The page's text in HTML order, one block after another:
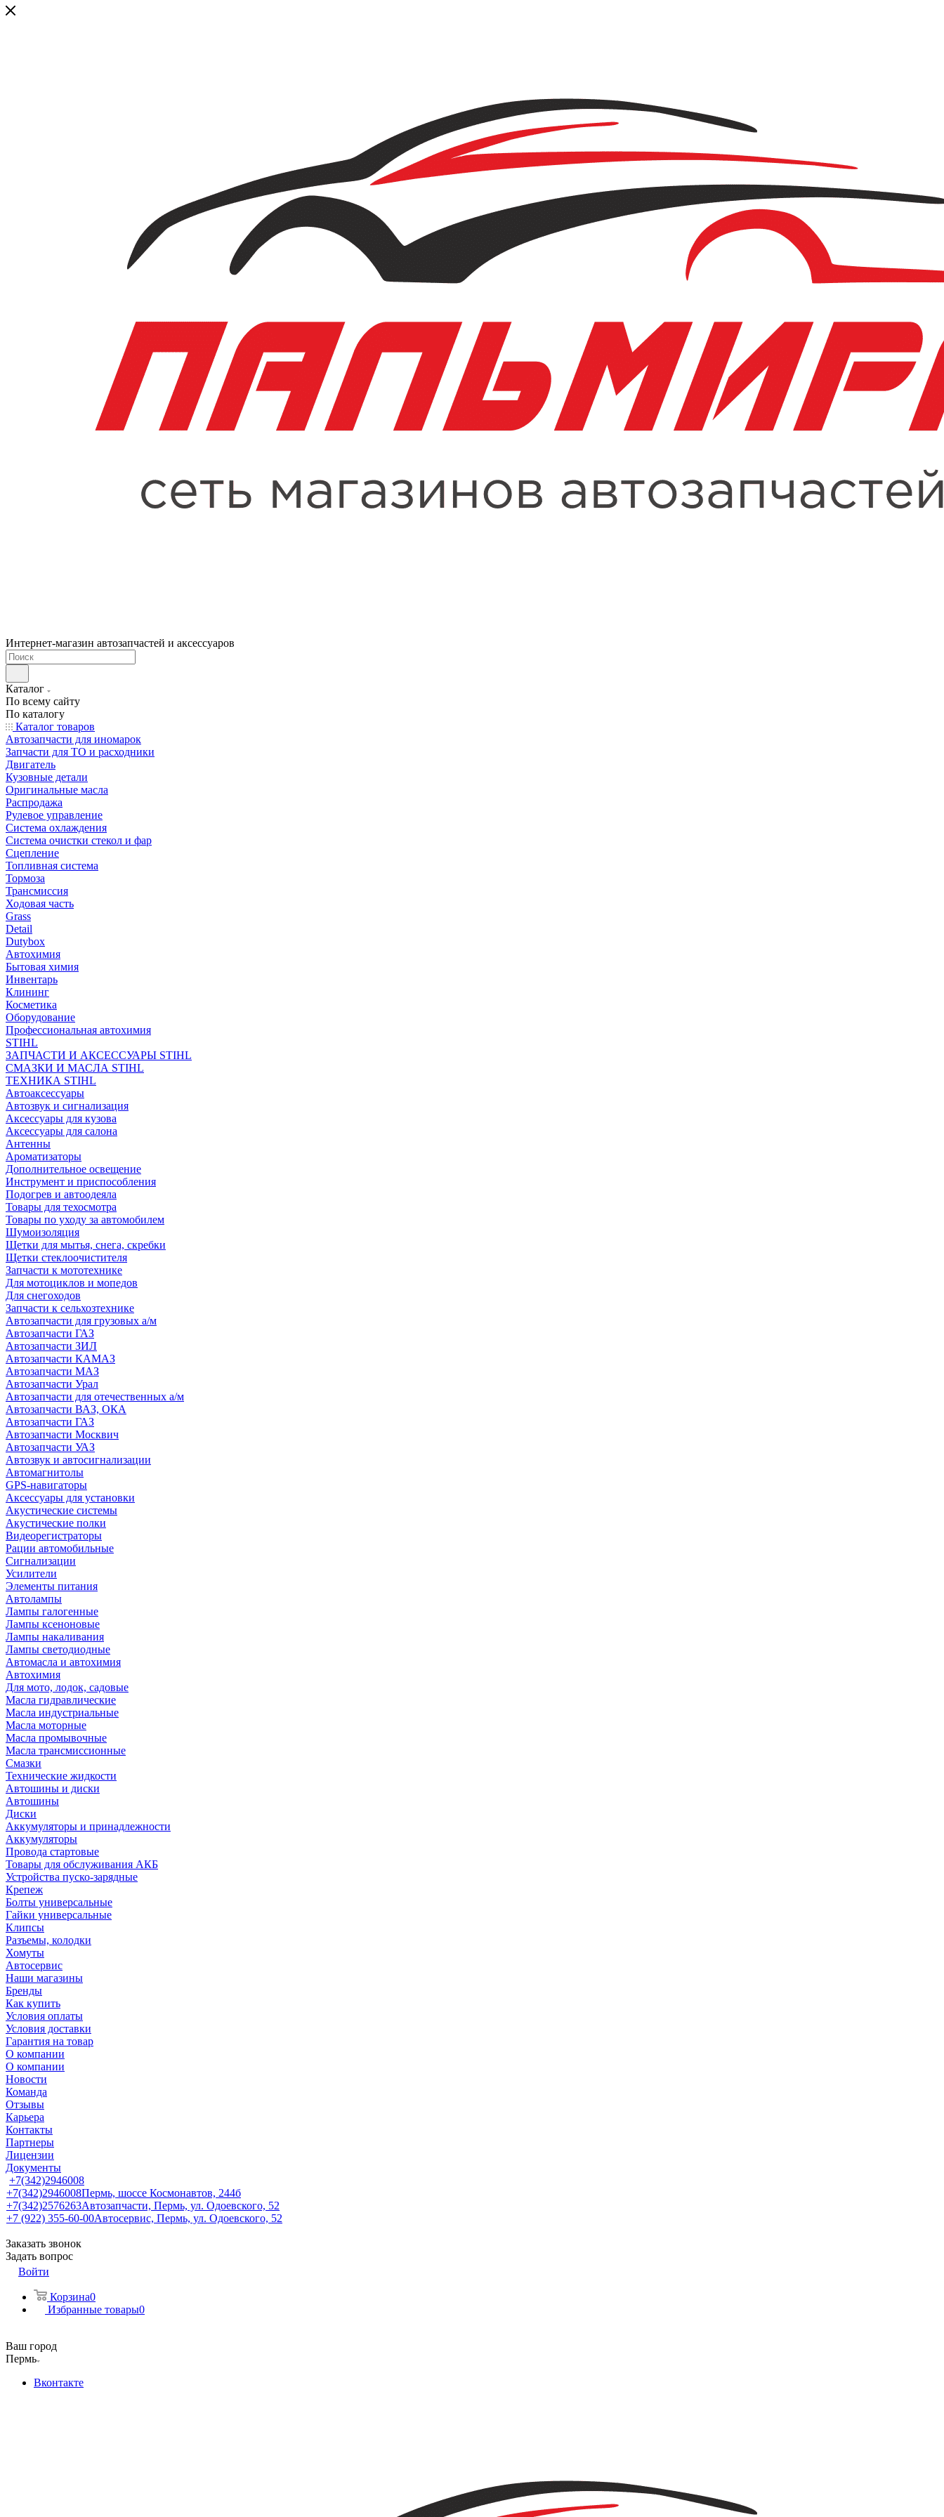
Интернет-магазин автозапчастей и аксессуаров
Каталог
По всему сайту
По каталогу
Каталог товаров
Автозапчасти для иномарок
Запчасти для ТО и расходники
Двигатель
Кузовные детали
Оригинальные масла
Распродажа
Рулевое управление
Система охлаждения
Система очистки стекол и фар
Сцепление
Топливная система
Тормоза
Трансмиссия
Ходовая часть
Grass
Detail
Dutybox
Автохимия
Бытовая химия
Инвентарь
Клининг
Косметика
Оборудование
Профессиональная автохимия
STIHL
ЗАПЧАСТИ И АКСЕССУАРЫ STIHL
СМАЗКИ И МАСЛА STIHL
ТЕХНИКА STIHL
Автоаксессуары
Автозвук и сигнализация
Аксессуары для кузова
Аксессуары для салона
Антенны
Ароматизаторы
Дополнительное освещение
Инструмент и приспособления
Подогрев и автоодеяла
Товары для техосмотра
Товары по уходу за автомобилем
Шумоизоляция
Щетки для мытья, снега, скребки
Щетки стеклоочистителя
Запчасти к мототехнике
Для мотоциклов и мопедов
Для снегоходов
Запчасти к сельхозтехнике
Автозапчасти для грузовых а/м
Автозапчасти ГАЗ
Автозапчасти ЗИЛ
Автозапчасти КАМАЗ
Автозапчасти МАЗ
Автозапчасти Урал
Автозапчасти для отечественных а/м
Автозапчасти ВАЗ, ОКА
Автозапчасти ГАЗ
Автозапчасти Москвич
Автозапчасти УАЗ
Автозвук и автосигнализации
Автомагнитолы
GPS-навигаторы
Аксессуары для установки
Акустические системы
Акустические полки
Видеорегистраторы
Рации автомобильные
Сигнализации
Усилители
Элементы питания
Автолампы
Лампы галогенные
Лампы ксеноновые
Лампы накаливания
Лампы светодиодные
Автомасла и автохимия
Автохимия
Для мото, лодок, садовые
Масла гидравлические
Масла индустриальные
Масла моторные
Масла промывочные
Масла трансмиссионные
Смазки
Технические жидкости
Автошины и диски
Автошины
Диски
Аккумуляторы и принадлежности
Аккумуляторы
Провода стартовые
Товары для обслуживания АКБ
Устройства пуско-зарядные
Крепеж
Болты универсальные
Гайки универсальные
Клипсы
Разъемы, колодки
Хомуты
Автосервис
Наши магазины
Бренды
Как купить
Условия оплаты
Условия доставки
Гарантия на товар
О компании
О компании
Новости
Команда
Отзывы
Карьера
Контакты
Партнеры
Лицензии
Документы
+7(342)2946008
+7(342)2946008Пермь, шоссе Космонавтов, 244б
+7(342)2576263Автозапчасти, Пермь, ул. Одоевского, 52
+7 (922) 355-60-00Автосервис, Пермь, ул. Одоевского, 52
Заказать звонок
Задать вопрос
Войти
Корзина0
Избранные товары0
Ваш город
Пермь
Вконтакте